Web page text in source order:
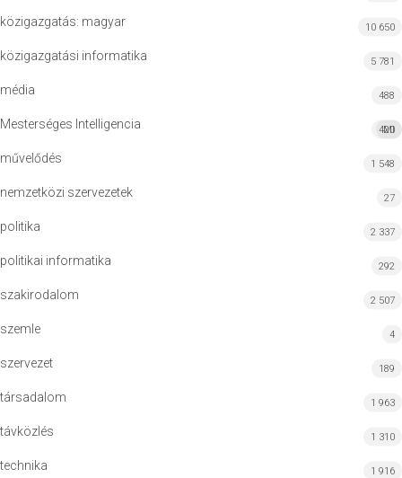
közigazgatás: magyar 10 650
közigazgatási informatika 5 781
média 488
Mesterséges Intelligencia MI
420
művelődés 1 548
nemzetközi szervezetek 27
politika 2 337
politikai informatika 292
szakirodalom 2 507
szemle 4
szervezet 189
társadalom 1 963
távközlés 1 310
technika 1 916